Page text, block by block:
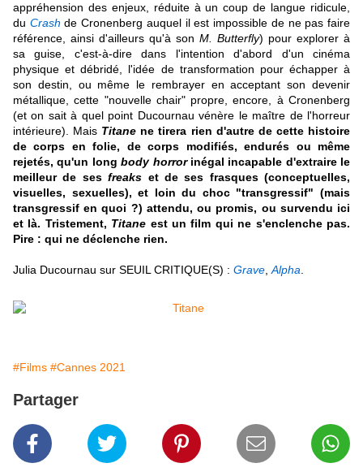
appréhension des enjeux, réduite à un coup de langue ridicule,
du Crash de Cronenberg auquel il est impossible de ne pas faire
référence, ainsi d'ailleurs qu'à son M. Butterfly) pour explorer à
sa guise, c'est-à-dire dans l'intention d'abord d'un cinéma
physique et débridé, l'idée de transformation pour échapper à
son destin, ou même le rembrayer en acceptant son devenir
métallique, cette "nouvelle chair" propre, encore, à Cronenberg
(et on sait à quel point Ducournau vénère le maître de l'horreur
intérieure). Mais Titane ne tirera rien d'autre de cette histoire
de corps en folie, de corps modifiés, endurés ou même
rejetés, qu'un longbody horrorinégal incapable d'extraire le
meilleur de sesfreaks et de ses frasques (conceptuelles,
visuelles, sexuelles), et loin du choc "transgressif" (mais
transgressif en quoi ?) attendu, ou promis, ou survendu ici
et là. Tristement, Titane est un film qui ne s'enclenche pas.
Pire : qui ne déclenche rien.
Julia Ducournau sur SEUIL CRITIQUE(S) : Grave Alpha
#Films #Cannes 2021
Partager